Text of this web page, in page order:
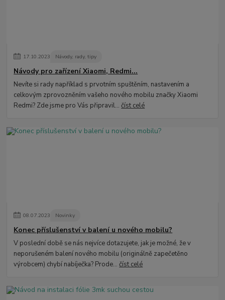
17.10.2023 Návody, rady, tipy
Návody pro zařízení Xiaomi, Redmi...
Nevíte si rady například s prvotním spuštěním, nastavením a
celkovým zprovozněním vašeho nového mobilu značky Xiaomi
Redmi? Zde jsme pro Vás připravil...číst celé
08.07.2023 Novinky
Konec příslušenství v balení u nového mobilu?
V poslední době se nás nejvíce dotazujete, jak je možné, že v
neporušeném balení nového mobilu (originálně zapečetěno
výrobcem) chybí nabíječka? Prode...číst celé